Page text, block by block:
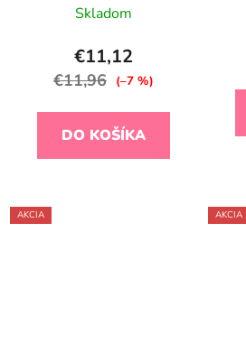
Grey
Skladom
€11,12
€11,96 (–7 %)
DO KOŠÍKA
AKCIA AKCIA